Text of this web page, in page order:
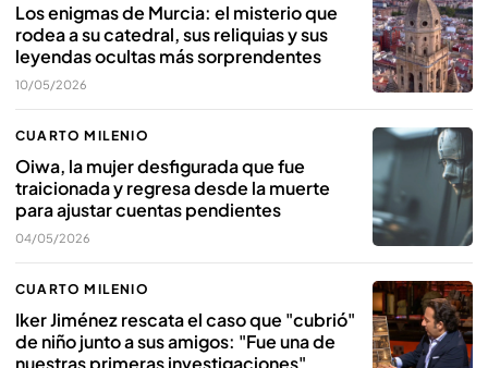
Los enigmas de Murcia: el misterio que
rodea a su catedral, sus reliquias y sus
leyendas ocultas más sorprendentes
10/05/2026
CUARTO MILENIO
Oiwa, la mujer desfigurada que fue
traicionada y regresa desde la muerte
para ajustar cuentas pendientes
04/05/2026
CUARTO MILENIO
Iker Jiménez rescata el caso que "cubrió"
de niño junto a sus amigos: "Fue una de
nuestras primeras investigaciones"